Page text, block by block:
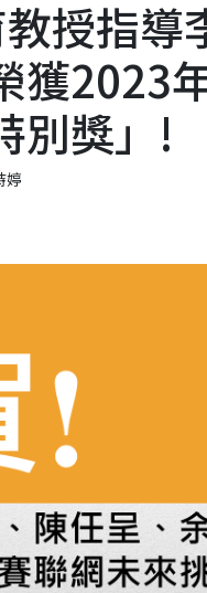
授指導
獲2023
別獎」!
婷